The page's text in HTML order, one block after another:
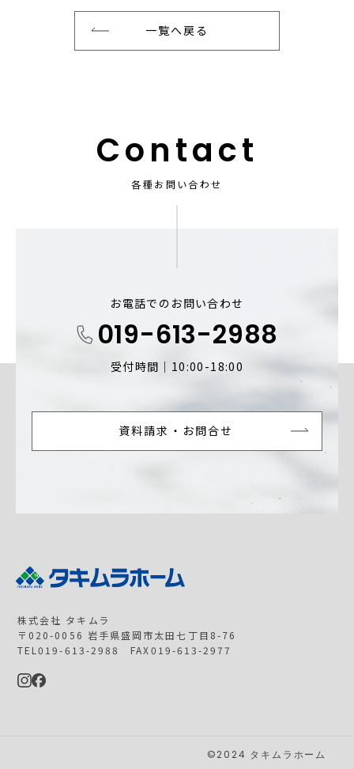
一覧へ戻る
Contact
各種お問い合わせ
お電話でのお問い合わせ
019-613-2988
受付時間｜10:00-18:00
資料請求・お問合せ
株式会社 タキムラ
〒020-0056 岩手県盛岡市太田七丁目8-76
TEL019-613-2988 FAX019-613-2977
©2024 タキムラホーム